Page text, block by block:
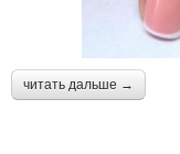
читать дальше →